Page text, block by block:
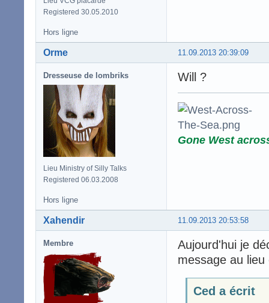
Registered 30.05.2010
Hors ligne
11.09.2013 20:39:09
Orme
Dresseuse de lombriks
Lieu Ministry of Silly Talks
Registered 06.03.2008
Wi­l­l ?
Gone West
Hors ligne
11.09.2013 20:53:58
Xahendir
Membre
Aujourd'hui je
message au
Ced a écrit